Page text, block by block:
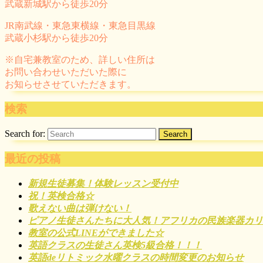
武蔵新城駅から徒歩20分
JR南武線・東急東横線・東急目黒線
武蔵小杉駅から徒歩20分
※自宅兼教室のため、詳しい住所は
お問い合わせいただいた際に
お知らせさせていただきます。
検索
Search for:
最近の投稿
新規生徒募集！体験レッスン受付中
祝！英検合格☆
歌えない曲は弾けない！
ピアノ生徒さんたちに大人気！アフリカの民族楽器カ
教室の公式LINEができました☆
英語クラスの生徒さん英検5級合格！！！
英語deリトミック水曜クラスの時間変更のお知らせ